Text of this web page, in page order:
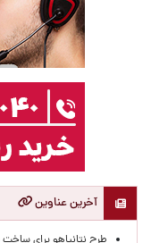
آخرین عناوین